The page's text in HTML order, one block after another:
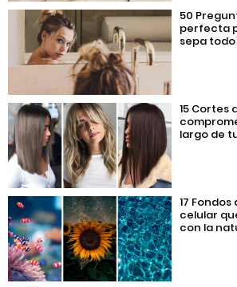
50
perfecta
sepa
15 Cortes
largo de
17
celular
con la